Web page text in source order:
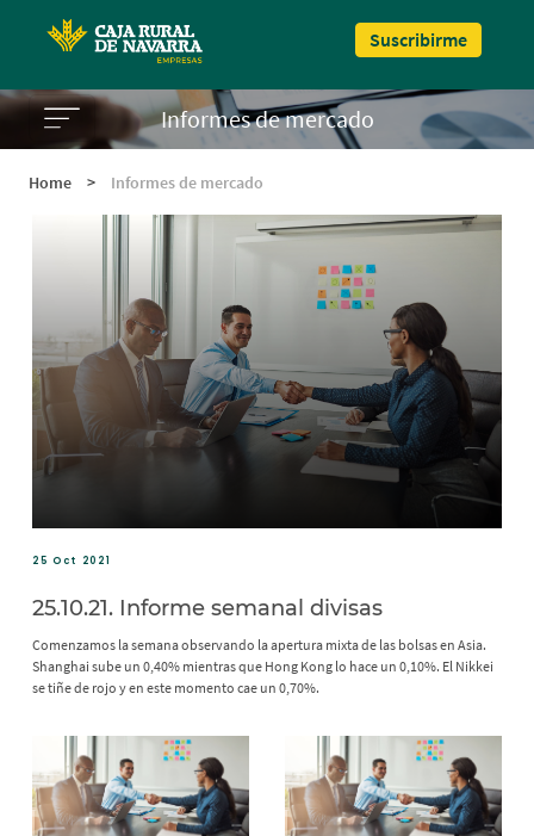
Suscribirme
Informes de mercado
Home > Informes de mercado
25 Oct 2021
25.10.21. Informe semanal divisas
Comenzamos la semana observando la apertura mixta de las bolsas en Asia.
Shanghai sube un 0,40% mientras que Hong Kong lo hace un 0,10%. El Nikkei
se tiñe de rojo y en este momento cae un 0,70%.